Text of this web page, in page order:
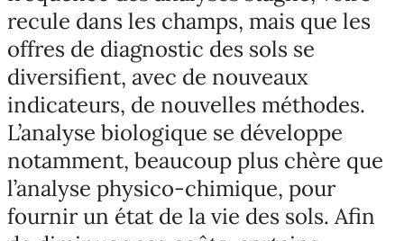
recule dans les champs, mais que les
offres de diagnostic des sols se
diversifient, avec de nouveaux
indicateurs, de nouvelles méthodes.
L’analyse biologique se développe
notamment, beaucoup plus chère que
l’analyse physico-chimique, pour
fournir un état de la vie des sols. Afin